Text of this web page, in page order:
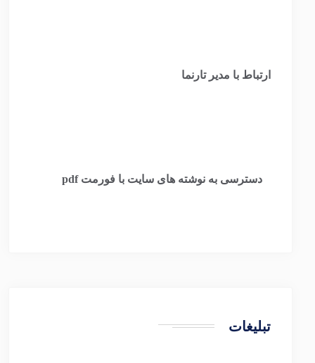
ارتباط با مدیر تارنما
دسترسی به نوشته های سایت با فورمت pdf
تبلیغات